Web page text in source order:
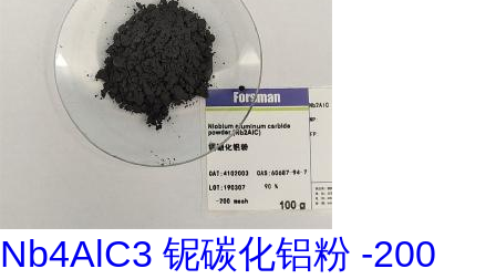
Nb4AlC3 铌碳化铝粉 -200